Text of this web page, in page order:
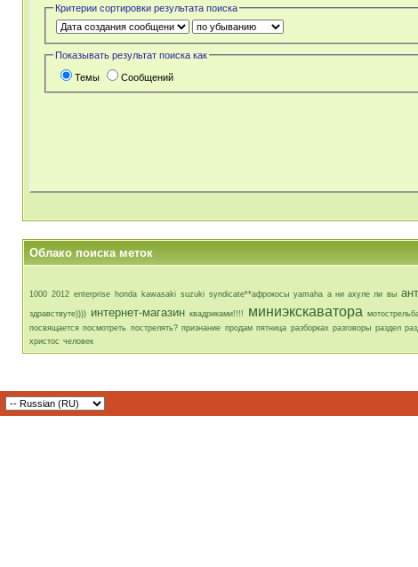
Критерии сортировки результата поиска
Показывать результат поиска как
Темы Сообщений
Облако поиска меток
1000 2012 enterprise honda kawasaki suzuki syndicate**афрокосы yamaha а ни ахуле ли вы
здравствуте)))) интернет-магазин квадриками!!!! миниэкскаватора
посвящается посмотреть пострелять? признание продам пятница разборках разговоры раздел
христос человек